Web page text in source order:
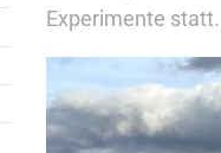
Experimente statt.